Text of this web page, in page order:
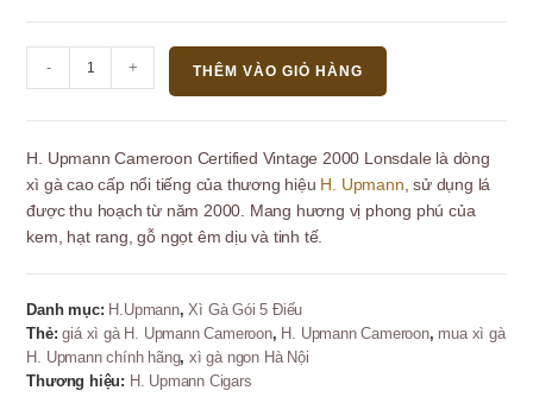
Upmann
Vintage
2000
Lonsdale
Cigars
- + THÊM VÀO GIỎ HÀNG
H. Upmann Cameroon Certified Vintage 2000 Lonsdale là dòng
xì gà cao cấp nổi tiếng của thương hiệu H. Upmann , sử dụng lá
được thu hoạch từ năm 2000. Mang hương vị phong phú của
kem, hạt rang, gỗ ngọt êm dịu và tinh tế.
Danh mục: H.Upmann,Xì Gà Gói 5 Điếu
Thẻ:giá xì gà H. Upmann Cameroon, H. Upmann Cameroon, mua xì gà
H. Upmann chính hãng,xì gà ngon Hà Nội
Thương hiệu: H. Upmann Cigars